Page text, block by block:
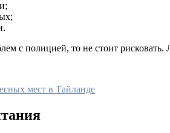
с полицией, то не стоит
мест в Тайланде